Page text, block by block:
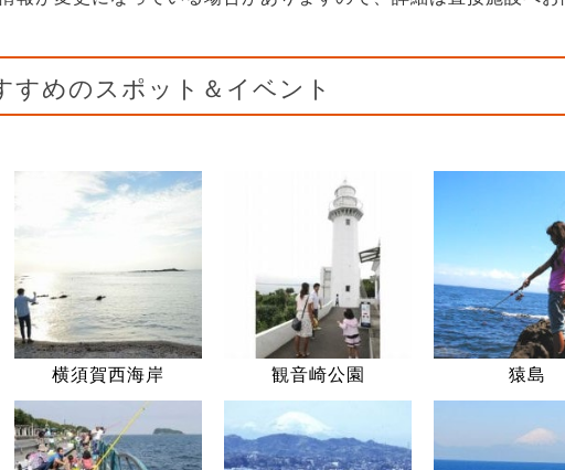
すめのスポット＆イベント
横須賀西海岸 観音崎公園 猿島